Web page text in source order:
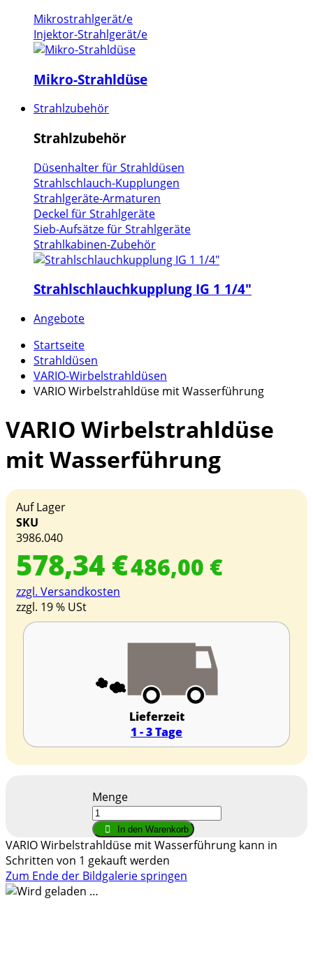
Mikrostrahlgerät/e
Injektor-Strahlgerät/e
Mikro-Strahldüse
Strahlzubehör
Strahlzubehör
Düsenhalter für Strahldüsen
Strahlschlauch-Kupplungen
Strahlgeräte-Armaturen
Deckel für Strahlgeräte
Sieb-Aufsätze für Strahlgeräte
Strahlkabinen-Zubehör
Strahlschlauchkupplung IG 1 1/4"
Angebote
Startseite
Strahldüsen
VARIO-Wirbelstrahldüsen
VARIO Wirbelstrahldüse mit Wasserführung
VARIO Wirbelstrahldüse
mit Wasserführung
Auf Lager
SKU
3986.040
578,34 €486,00 €
zzgl. Versandkosten
zzgl. 19 % USt
Lieferzeit
1 - 3 Tage
Menge
In den Warenkorb
VARIO Wirbelstrahldüse mit Wasserführung kann in
Schritten von 1 gekauft werden
Zum Ende der Bildgalerie springen